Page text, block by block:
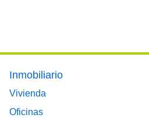
Footer main menu
Inmobiliario
Vivienda
Oficinas